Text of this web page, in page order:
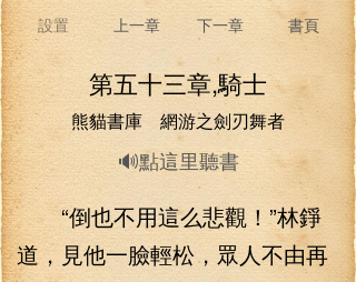
設置 上一章 下一章 書頁
第五十三章,騎士
熊貓書庫 網游之劍刃舞者
🔊點這里聽書
“倒也不用這么悲觀！”林錚
道，見他一臉輕松，眾人不由再